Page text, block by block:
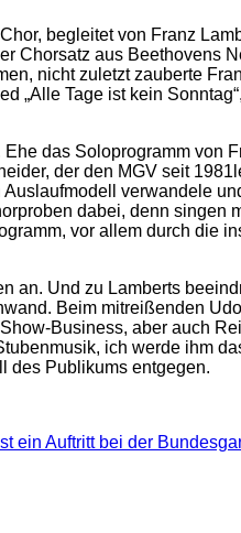
begleitet von Franz
Chorsatz aus Beethovens
nicht zuletzt zauberte
„Alle Tage ist kein
das Soloprogramm von
der den MGV seit
verwandele
dabei, denn singen
vor allem durch die
an. Und zu Lamberts
Beim mitreißenden
Business, aber auch
ich werde ihm
des Publikums entgegen.
ein Auftritt bei der